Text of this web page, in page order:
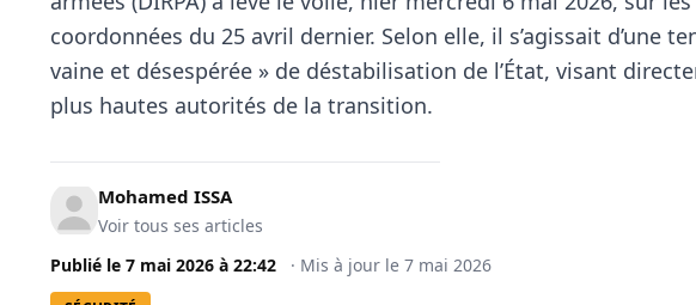
coordonnées du 25 avril dernier. Selon elle, il s’agissait d’une
vaine et désespérée » de déstabilisation de l’État, visant
plus hautes autorités de la transition.
Mohamed ISSA
Voir tous ses articles
Publié le 7 mai 2026 à 22:42 · Mis à jour le 7 mai 2026